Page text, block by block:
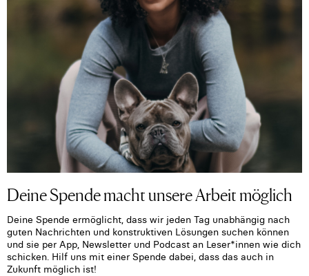
Deine Spende macht unsere Arbeit möglich
Deine Spende ermöglicht, dass wir jeden Tag unabhängig nach
guten Nachrichten und konstruktiven Lösungen suchen können
und sie per App, Newsletter und Podcast an Leser*innen wie dich
schicken. Hilf uns mit einer Spende dabei, dass das auch in
Zukunft möglich ist!